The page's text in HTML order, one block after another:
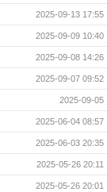
2025-09-13 17:55
2025-09-09 10:40
2025-09-08 14:26
2025-09-07 09:52
2025-09-05
2025-06-04 08:57
2025-06-03 20:35
2025-05-26 20:11
2025-05-26 20:01